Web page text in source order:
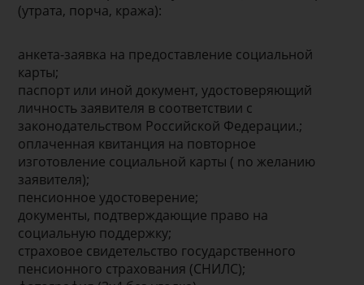
(утрата, порча, кража):
анкета-заявка на предоставление социальной
карты;
паспорт или иной документ, удостоверяющий
личность заявителя в соответствии с
законодательством Российской Федерации.;
оплаченная квитанция на повторное
изготовление социальной карты ( no желанию
заявителя);
пенсионное удостоверение;
документы, подтверждающие право на
социальную поддержку;
страховое свидетельство государственного
пенсионного страхования (СНИЛС);